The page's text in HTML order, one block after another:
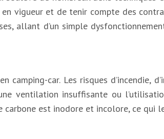
vigueur et de tenir compte des
allant d’un simple
car. Les risques d’incendie,
ventilation insuffisante ou
est inodore et incolore, ce qui